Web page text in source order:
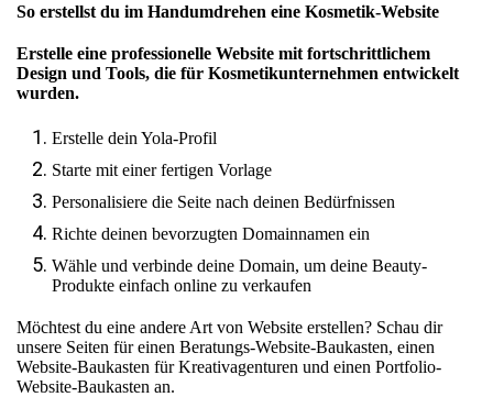
So erstellst du im Handumdrehen eine Kosmetik-Website
Erstelle eine professionelle Website mit fortschrittlichem
Design und Tools, die für Kosmetikunternehmen entwickelt
wurden.
Erstelle dein Yola-Profil
Starte mit einer fertigen Vorlage
Personalisiere die Seite nach deinen Bedürfnissen
Richte deinen bevorzugten Domainnamen ein
Wähle und verbinde deine Domain, um deine Beauty-
Produkte einfach online zu verkaufen
Möchtest du eine andere Art von Website erstellen? Schau dir
unsere Seiten füreinen Beratungs-Website-Baukasten, einen
Website-Baukasten für Kreativagenturen und einen Portfolio-
Website-Baukasten an.